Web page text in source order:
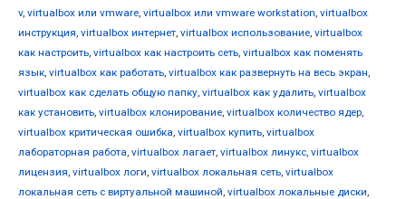
v, virtualbox или vmware, virtualbox или vmware workstation, virtualbox
инструкция, virtualbox интернет, virtualbox использование, virtualbox
как настроить, virtualbox как настроить сеть, virtualbox как поменять
язык, virtualbox как работать, virtualbox как развернуть на весь экран,
virtualbox как сделать общую папку, virtualbox как удалить, virtualbox
как установить, virtualbox клонирование, virtualbox количество ядер,
virtualbox критическая ошибка, virtualbox купить, virtualbox
лабораторная работа, virtualbox лагает, virtualbox линукс, virtualbox
лицензия, virtualbox логи, virtualbox локальная сеть, virtualbox
локальная сеть с виртуальной машиной, virtualbox локальные диски,